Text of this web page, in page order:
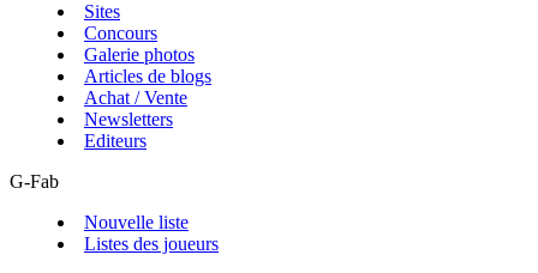
Sites
Concours
Galerie photos
Articles de blogs
Achat / Vente
Newsletters
Editeurs
G-Fab
Nouvelle liste
Listes des joueurs